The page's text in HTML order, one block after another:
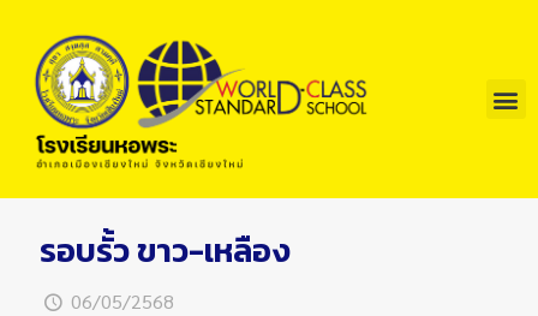
รอบรั้ว ขาว-เหลือง
06/05/2568